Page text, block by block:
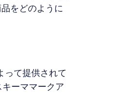
をどのように
って提供されて
ーママークア